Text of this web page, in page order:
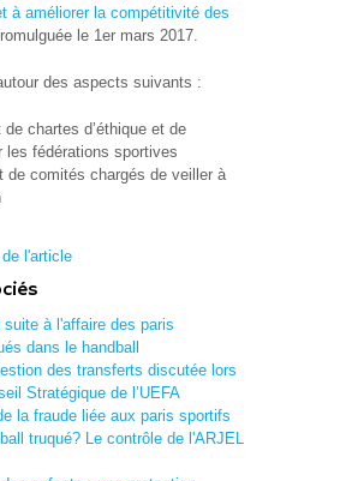
à améliorer la compétitivité des
le 1er mars 2017.
des aspects suivants :
de chartes d’éthique et de
les fédérations sportives
de comités chargés de veiller à
l'article
suite à l'affaire des paris
dans le handball
des transferts discutée lors
Stratégique de l’UEFA
la fraude liée aux paris sportifs
truqué? Le contrôle de l'ARJEL